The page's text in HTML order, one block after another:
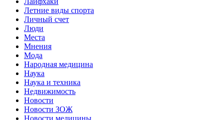
Летние виды спорта
Личный счет
Люди
Места
Мнения
Мода
Народная медицина
Наука
Наука и техника
Недвижимость
Новости
Новости ЗОЖ
Новости медицины